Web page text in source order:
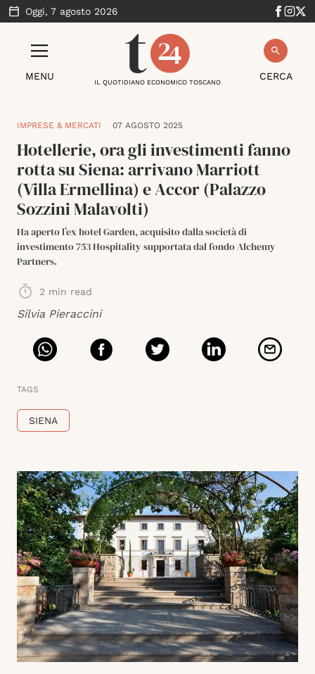
Oggi, 7 agosto 2026
MENU CERCA
IL QUOTIDIANO ECONOMICO TOSCANO
IMPRESE & MERCATI 07 AGOSTO 2025
Hotellerie, ora gli investimenti fanno
rotta su Siena: arrivano Marriott
(Villa Ermellina) e Accor (Palazzo
Sozzini Malavolti)
Ha aperto l’ex hotel Garden, acquisito dalla società di
investimento 753 Hospitality supportata dal fondo Alchemy
Partners.
2 min read
Silvia Pieraccini
TAGS
SIENA